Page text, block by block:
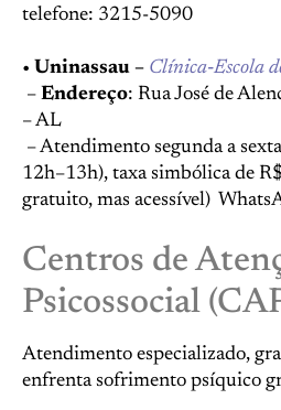
telefone: 3215-5090
• Uninassau – Clínica‑Escola
– Endereço: Rua José de
– AL
– Atendimento segunda a
12h–13h), taxa simbólica de
gratuito, mas acessível)
Centros de
Psicossocial
Atendimento especializado,
enfrenta sofrimento psíquico